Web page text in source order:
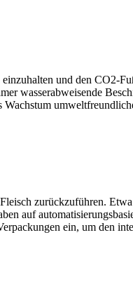
und den CO2-
wasserabweisende
zurückzuführen.
auf
ein, um den